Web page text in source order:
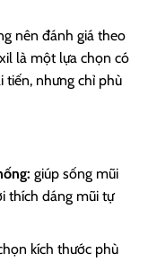
nên đánh giá theo
là một lựa chọn có
tiến, nhưng chỉ phù
giúp sống mũi
thích dáng mũi tự
kích thước phù